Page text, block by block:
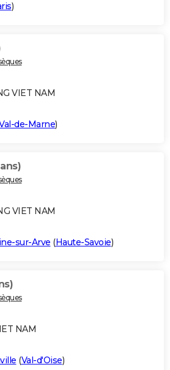
)
VIET NAM
de-Marne)
VIET NAM
sur-Arve (Haute-Savoie)
NAM
(Val-d'Oise)